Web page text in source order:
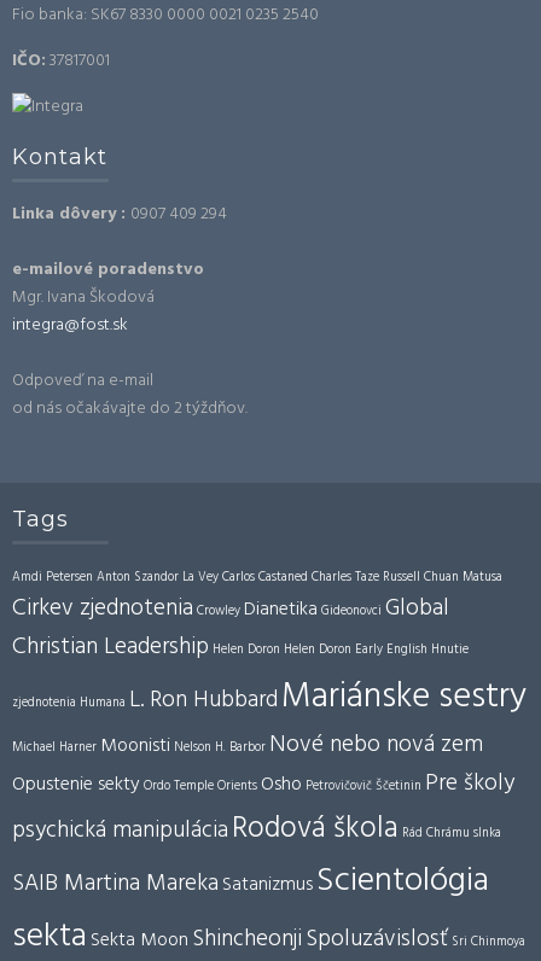
Fio banka: SK67 8330 0000 0021 0235 2540
IČO:37817001
Kontakt
Linka dôvery : 0907 409 294
e-mailové poradenstvo
Mgr. Ivana Škodová
integra@fost.sk
Odpoveď na e-mail
od nás očakávajte do 2 týždňov.
Tags
Amdi Petersen Anton Szandor La VeyCarlos Castaned Charles Taze Russell Chuan Matusa
Cirkev zjednotenia Crowley Dianetika Gideonovci Global
Christian Leadership Helen Doron Helen Doron Early English Hnutie
zjednotenia Humana L. Ron HubbardMariánske sestry
Michael Harner Moonisti Nelson H. Barbor Nové nebo nová zem
Opustenie sektyOrdo Temple Orients Osho Petrovičovič Ščetinin Pre školy
psychická manipuláciaRodová škola Rád Chrámu slnka
SAIB Martina MarekaSatanizmusScientológia
sekta Sekta MoonShincheonjiSpoluzávislosť Sri Chinmoya